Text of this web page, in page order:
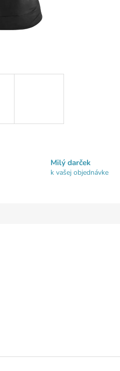
Milý darček
k vašej objednávke